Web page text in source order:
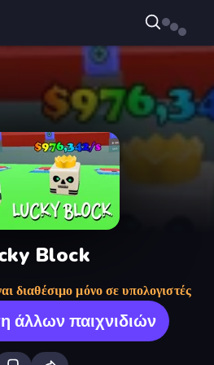
Block
διαθέσιμο μόνο σε υπολογιστές
άλλων παιχνιδιών